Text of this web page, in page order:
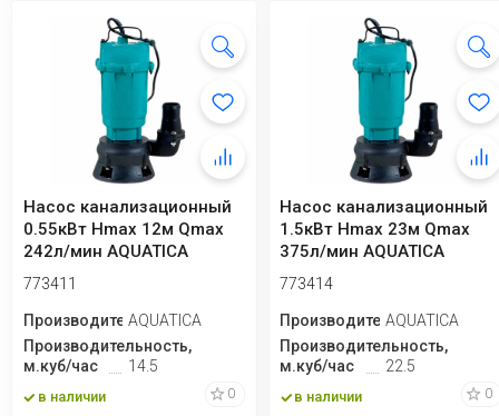
Насос канализационный
0.55кВт Hmax 12м Qmax
242л/мин AQUATICA
(773411)
773411
ПроизводительAQUATICA
Производительность,
м.куб/час
14.5
в наличии 0
Насос канализационный
1.5кВт Hmax 23м Qmax
375л/мин AQUATICA
(773414)
773414
ПроизводительAQUATICA
Производительность,
м.куб/час
22.5
в наличии 0